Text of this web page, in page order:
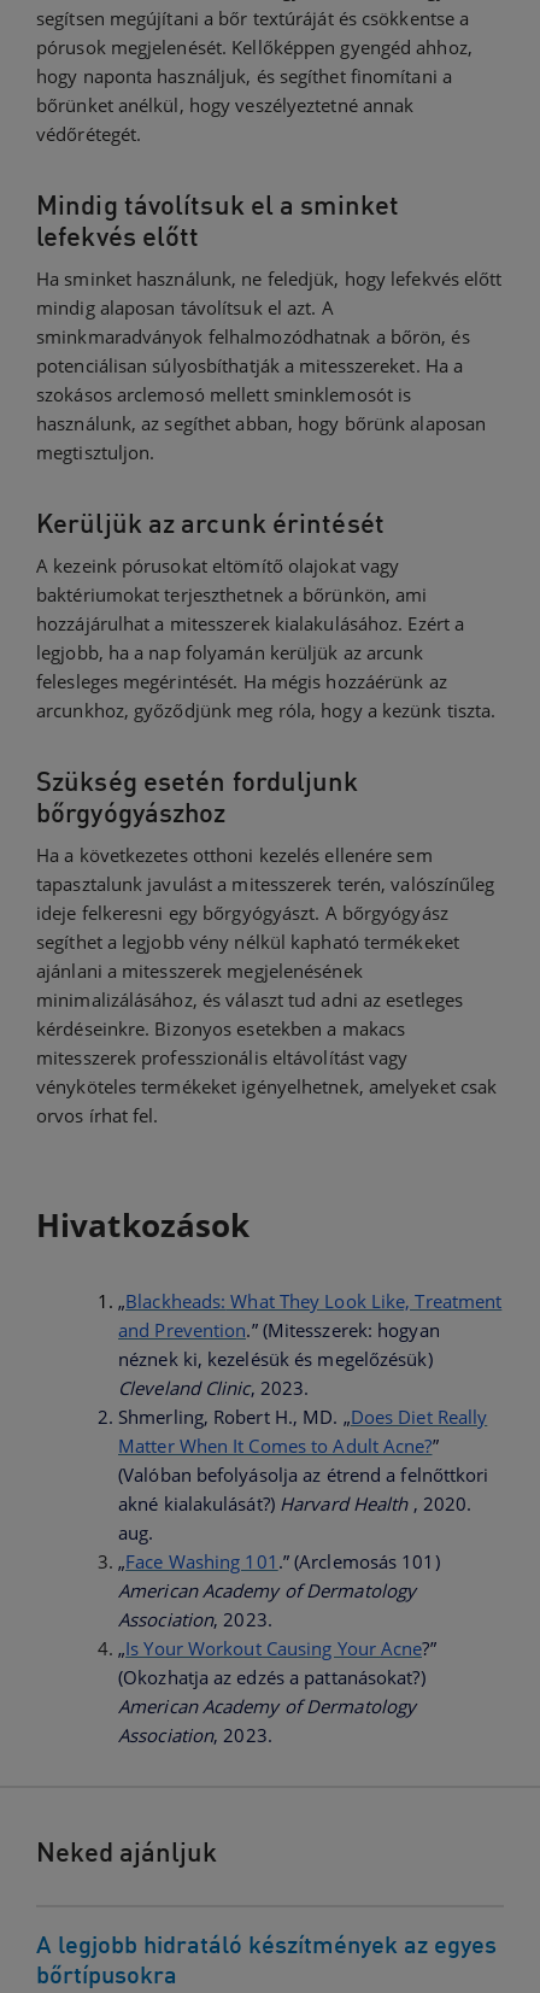
segítsen megújítani a bőr textúráját és csökkentse a
pórusok megjelenését. Kellőképpen gyengéd ahhoz,
hogy naponta használjuk, és segíthet finomítani a
bőrünket anélkül, hogy veszélyeztetné annak
védőrétegét.
Mindig távolítsuk el a sminket
lefekvés előtt
Ha sminket használunk, ne feledjük, hogy lefekvés előtt
mindig alaposan távolítsuk el azt. A
sminkmaradványok felhalmozódhatnak a bőrön, és
potenciálisan súlyosbíthatják a mitesszereket. Ha a
szokásos arclemosó mellett sminklemosót is
használunk, az segíthet abban, hogy bőrünk alaposan
megtisztuljon.
Kerüljük az arcunk érintését
A kezeink pórusokat eltömítő olajokat vagy
baktériumokat terjeszthetnek a bőrünkön, ami
hozzájárulhat a mitesszerek kialakulásához. Ezért a
legjobb, ha a nap folyamán kerüljük az arcunk
felesleges megérintését. Ha mégis hozzáérünk az
arcunkhoz, győződjünk meg róla, hogy a kezünk tiszta.
Szükség esetén forduljunk
bőrgyógyászhoz
Ha a következetes otthoni kezelés ellenére sem
tapasztalunk javulást a mitesszerek terén, valószínűleg
ideje felkeresni egy bőrgyógyászt. A bőrgyógyász
segíthet a legjobb vény nélkül kapható termékeket
ajánlani a mitesszerek megjelenésének
minimalizálásához, és választ tud adni az esetleges
kérdéseinkre. Bizonyos esetekben a makacs
mitesszerek professzionális eltávolítást vagy
vényköteles termékeket igényelhetnek, amelyeket csak
orvos írhat fel.
Hivatkozások
„Blackheads: What They Look Like, Treatment
and Prevention.” (Mitesszerek: hogyan
néznek ki, kezelésük és megelőzésük)
Cleveland Clinic, 2023.
Shmerling, Robert H., MD. „Does Diet Really
Matter When It Comes to Adult Acne?”
(Valóban befolyásolja az étrend a felnőttkori
akné kialakulását?) Harvard Health, 2020.
aug.
„Face Washing 101 .” (Arclemosás 101)
American Academy of Dermatology
Association, 2023.
„Is Your Workout Causing Your Acne?”
(Okozhatja az edzés a pattanásokat?)
American Academy of Dermatology
Association, 2023.
Neked ajánljuk
A legjobb hidratáló készítmények az egyes
bőrtípusokra